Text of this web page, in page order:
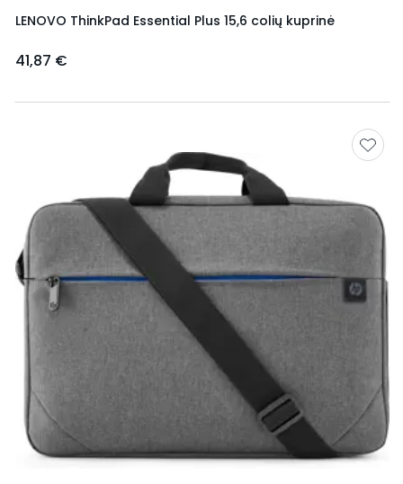
LENOVO ThinkPad Essential Plus 15,6 colių kuprinė
41,87 €